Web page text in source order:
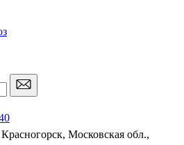
Московская обл.,